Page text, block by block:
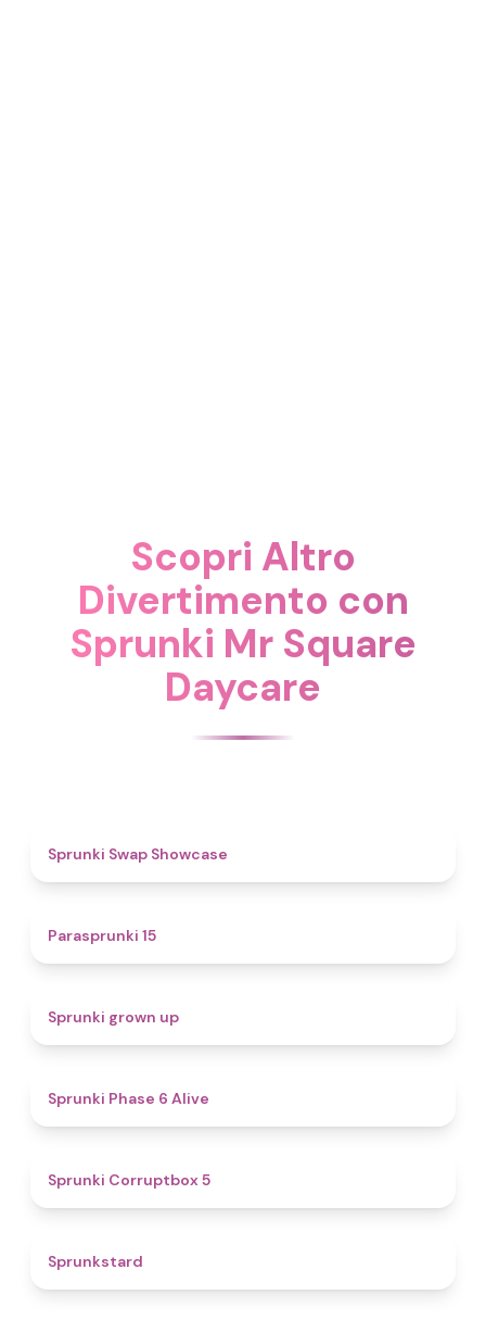
Scopri Altro
Divertimento con
Sprunki Mr Square
Daycare
Sprunki Swap Showcase
Parasprunki 15
Sprunki grown up
Sprunki Phase 6 Alive
Sprunki Corruptbox 5
Sprunkstard